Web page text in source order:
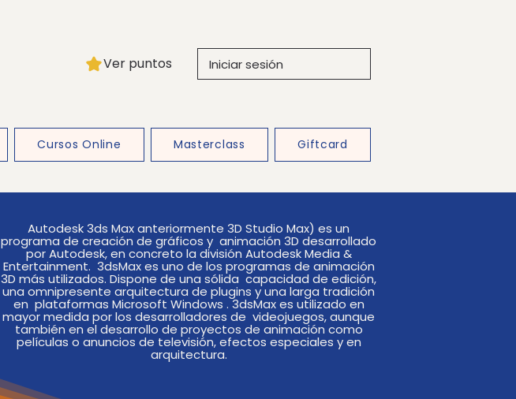
Ver puntos Iniciar sesión
Cursos Online Masterclass Giftcard
Autodesk 3ds Max anteriormente 3D Studio Max) es un
programa de creación de gráficos y animación 3D desarrollado
por Autodesk, en concreto la división Autodesk Media &
Entertainment. 3dsMax es uno de los programas de animación
3D más utilizados. Dispone de una sólida capacidad de edición,
una omnipresente arquitectura de plugins y una larga tradición
en plataformas Microsoft Windows . 3dsMax es utilizado en
mayor medida por los desarrolladores de videojuegos, aunque
también en el desarrollo de proyectos de animación como
películas o anuncios de televisión, efectos especiales y en
arquitectura.